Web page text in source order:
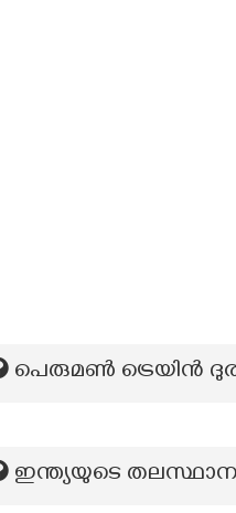
പെരുമൺ ട്രെയിൻ
ഇന്ത്യയുടെ